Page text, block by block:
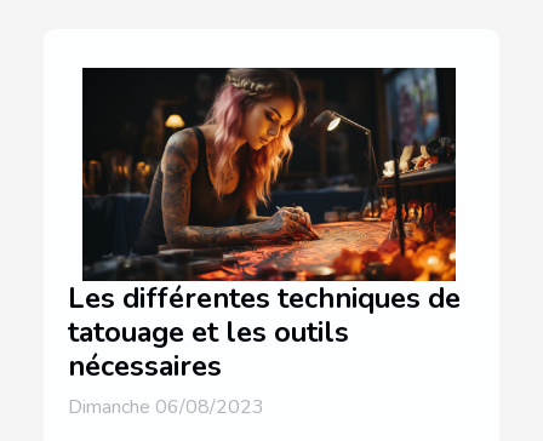
Les différentes techniques de
tatouage et les outils
nécessaires
Dimanche 06/08/2023